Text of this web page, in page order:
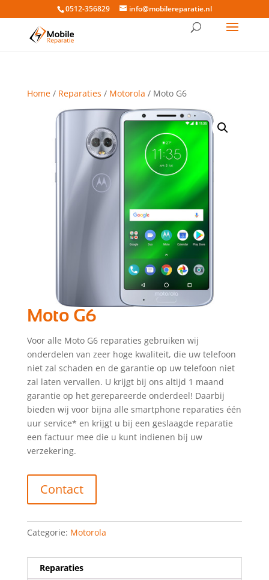
0512-356829 info@mobilereparatie.nl
Home/ Reparaties / Motorola / Moto G6
Moto G6
Voor alle Moto G6 reparaties gebruiken wij
onderdelen van zeer hoge kwaliteit, die uw telefoon
niet zal schaden en de garantie op uw telefoon niet
zal laten vervallen. U krijgt bij ons altijd 1 maand
garantie op het gerepareerde onderdeel! Daarbij
bieden wij voor bijna alle smartphone reparaties één
uur service* en krijgt u bij een geslaagde reparatie
een factuur mee die u kunt indienen bij uw
verzekering.
Contact
Categorie: Motorola
Reparaties